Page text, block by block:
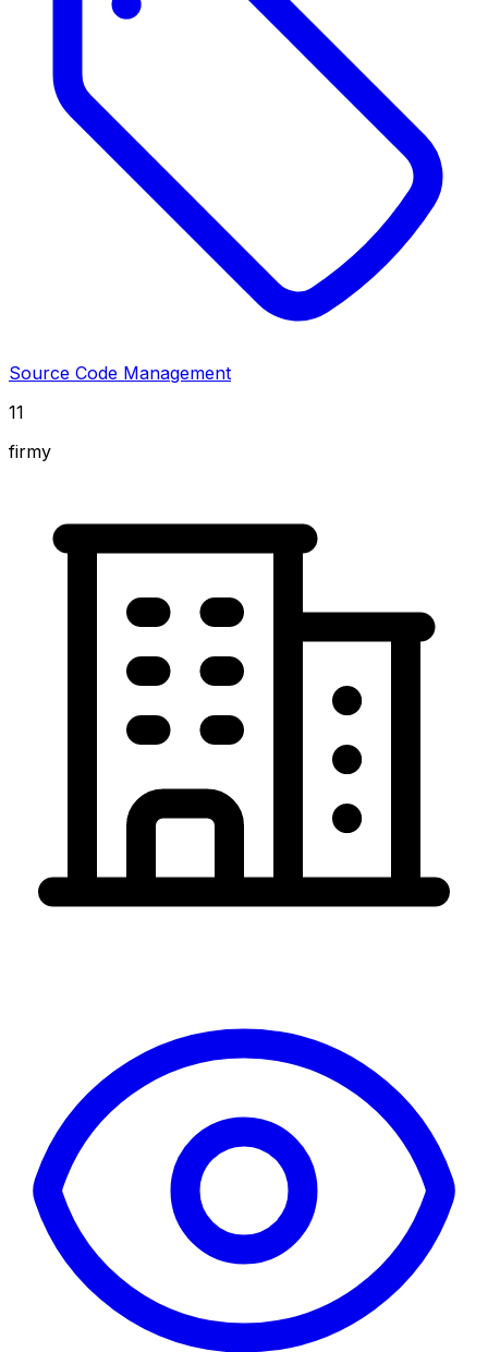
Source Code Management
11
firmy